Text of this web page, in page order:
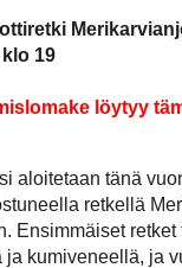
19
löytyy
aloitetaan tänä
retkellä
Ensimmäiset retket
kumiveneellä, ja